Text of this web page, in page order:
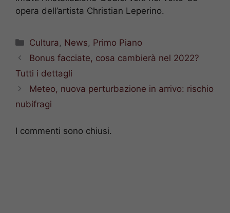
opera dell’artista Christian Leperino.
Categorie
Cultura, News, Primo Piano
Bonus facciate, cosa cambierà nel 2022?
Tutti i dettagli
Meteo, nuova perturbazione in arrivo: rischio
nubifragi
I commenti sono chiusi.